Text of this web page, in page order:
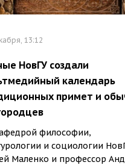
13:12
НовГУ создали
календарь
примет и
философии,
и социологии
Маленко и профессор